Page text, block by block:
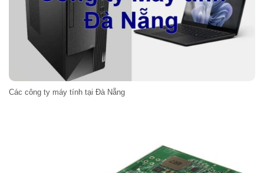
Các công ty máy tính tại Đà Nẵng